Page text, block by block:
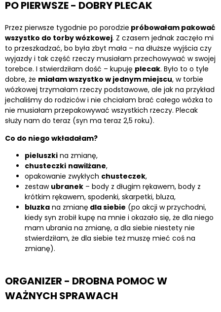
PO PIERWSZE - DOBRY PLECAK
Przez pierwsze tygodnie po porodzie próbowałam pakować
wszystko do torby wózkowej. Z czasem jednak zaczęło mi
to przeszkadzać, bo była zbyt mała – na dłuższe wyjścia czy
wyjazdy i tak część rzeczy musiałam przechowywać w swojej
torebce. I stwierdziłam dość – kupuję plecak. Było to o tyle
dobre, że miałam wszystko w jednym miejscu, w torbie
wózkowej trzymałam rzeczy podstawowe, ale jak na przykład
jechaliśmy do rodziców i nie chciałam brać całego wózka to
nie musiałam przepakowywać wszystkich rzeczy. Plecak
służy nam do teraz (syn ma teraz 2,5 roku).
Co do niego wkładałam?
pieluszki na zmianę,
chusteczki nawilżane,
opakowanie zwykłych chusteczek,
zestaw ubranek – body z długim rękawem, body z
krótkim rękawem, spodenki, skarpetki, bluza,
bluzka na zmianę dla siebie (po akcji w przychodni,
kiedy syn zrobił kupę na mnie i okazało się, że dla niego
mam ubrania na zmianę, a dla siebie niestety nie
stwierdziłam, że dla siebie też muszę mieć coś na
zmianę).
ORGANIZER - DROBNA POMOC W
WAŻNYCH SPRAWACH